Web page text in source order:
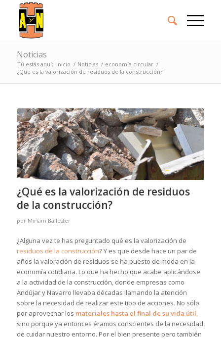
Noticias
Tú estás aquí: Inicio / Noticias / economía circular /
¿Qué es la valorización de residuos de la construcción?
¿Qué es la valorización de residuos
de la construcción?
por Miriam Ballester
¿Alguna vez te has preguntado qué es la valorización de
residuos de la construcción? Y es que desde hace un par de
años la valoración de residuos se ha puesto de moda en la
economía cotidiana. Lo que ha hecho que acabe aplicándose
a la actividad de la construcción, donde empresas como
Andújar y Navarro llevaba décadas llamando la atención
sobre la necesidad de realizar este tipo de acciones. No sólo
por aprovechar los materiales hasta el final de su vida útil,
sino porque ya entonces éramos conscientes de la necesidad
de cuidar nuestro entorno. Por el bien presente pero también